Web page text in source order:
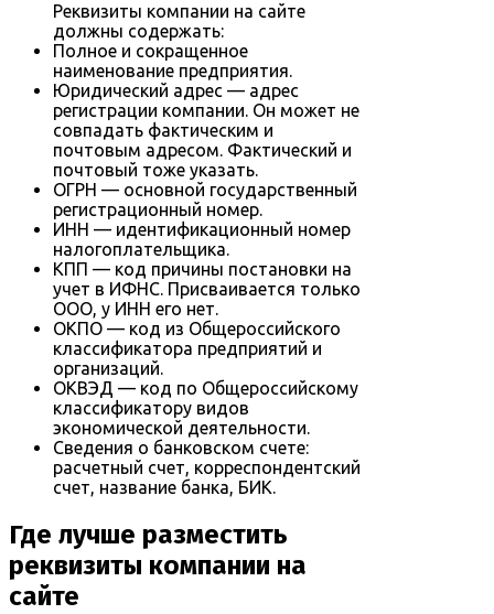
Реквизиты компании на сайте
должны содержать:
Полное и сокращенное
наименование предприятия.
Юридический адрес — адрес
регистрации компании. Он может не
совпадать фактическим и
почтовым адресом. Фактический и
почтовый тоже указать.
ОГРН — основной государственный
регистрационный номер.
ИНН — идентификационный номер
налогоплательщика.
КПП — код причины постановки на
учет в ИФНС. Присваивается только
ООО, у ИНН его нет.
ОКПО — код из Общероссийского
классификатора предприятий и
организаций.
ОКВЭД — код по Общероссийскому
классификатору видов
экономической деятельности.
Сведения о банковском счете:
расчетный счет, корреспондентский
счет, название банка, БИК.
Где лучше разместить
реквизиты компании на
сайте